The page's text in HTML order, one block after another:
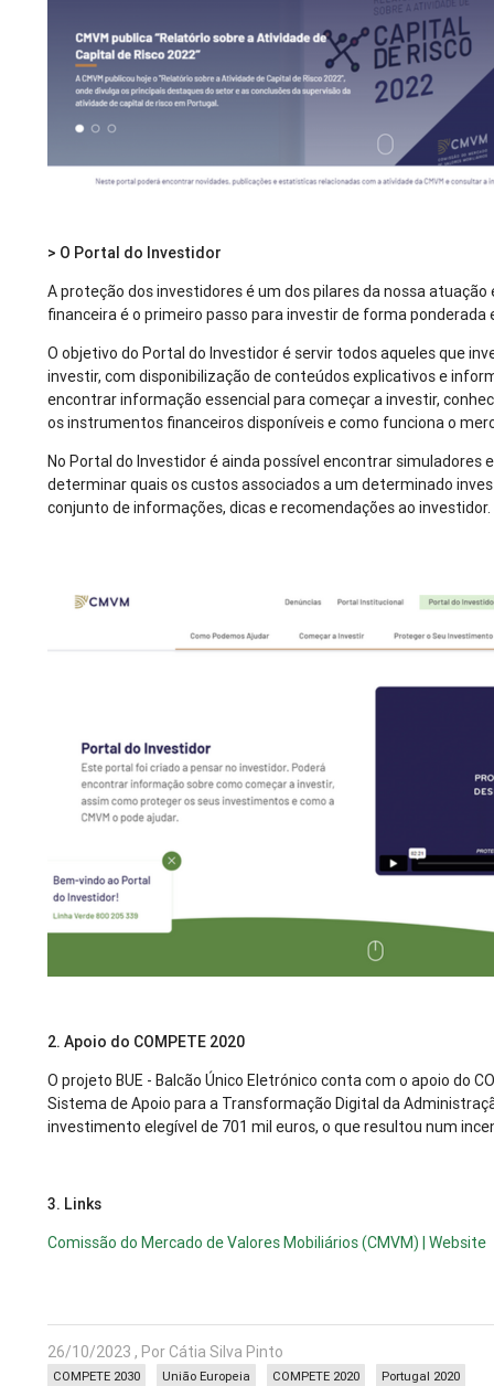
> O Portal do Investidor
A proteção dos investidores é um dos pilares da nossa
financeira é o primeiro passo para investir de forma ponderada
O objetivo do Portal do Investidor é servir todos aqueles que
investir, com disponibilização de conteúdos explicativos e
encontrar informação essencial para começar a investir,
os instrumentos financeiros disponíveis e como funciona o
No Portal do Investidor é ainda possível encontrar
determinar quais os custos associados a um determinado
conjunto de informações, dicas e recomendações ao investidor.
2. Apoio do COMPETE 2020
O projeto BUE - Balcão Único Eletrónico conta com o apoio do
Sistema de Apoio para a Transformação Digital da
investimento elegível de 701 mil euros, o que resultou num
3. Links
Comissão do Mercado de Valores Mobiliários (CMVM) | Website
26/10/2023 , Por Cátia Silva Pinto
Portugal 2020
COMPETE 2020
União Europeia
COMPETE 2030